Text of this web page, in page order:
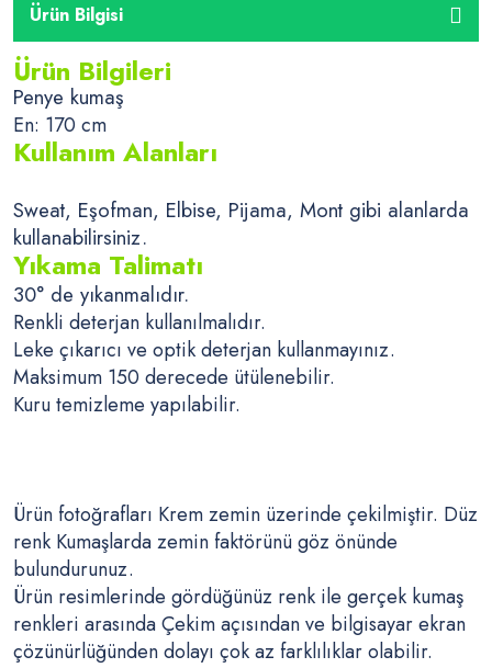
Ürün Bilgisi
Ürün Bilgileri
Penye kumaş
En: 170 cm
Kullanım Alanları
Sweat, Eşofman, Elbise, Pijama, Mont gibi alanlarda
kullanabilirsiniz.
Yıkama Talimatı
30° de yıkanmalıdır.
Renkli deterjan kullanılmalıdır.
Leke çıkarıcı ve optik deterjan kullanmayınız.
Maksimum 150 derecede ütülenebilir.
Kuru temizleme yapılabilir.
Ürün fotoğrafları Krem zemin üzerinde çekilmiştir. Düz
renk Kumaşlarda zemin faktörünü göz önünde
bulundurunuz.
Ürün resimlerinde gördüğünüz renk ile gerçek kumaş
renkleri arasında Çekim açısından ve bilgisayar ekran
çözünürlüğünden dolayı çok az farklılıklar olabilir.